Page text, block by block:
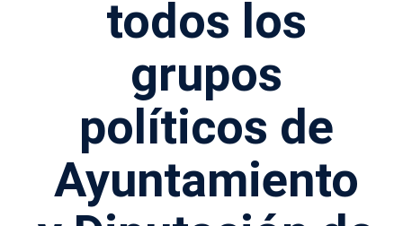
todos los
grupos
políticos de
Ayuntamiento